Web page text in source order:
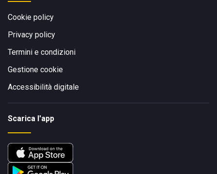
Cookie policy
Privacy policy
Termini e condizioni
Gestione cookie
Accessibilità digitale
Scarica l'app